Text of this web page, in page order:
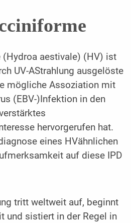
aestivale) (HV) ist
UV-AStrahlung ausgelöste
mögliche Assoziation mit
(EBV-)Infektion in den
hervorgerufen hat.
eines HVähnlichen
auf diese IPD
tritt weltweit auf, beginnt
und sistiert in der Regel in